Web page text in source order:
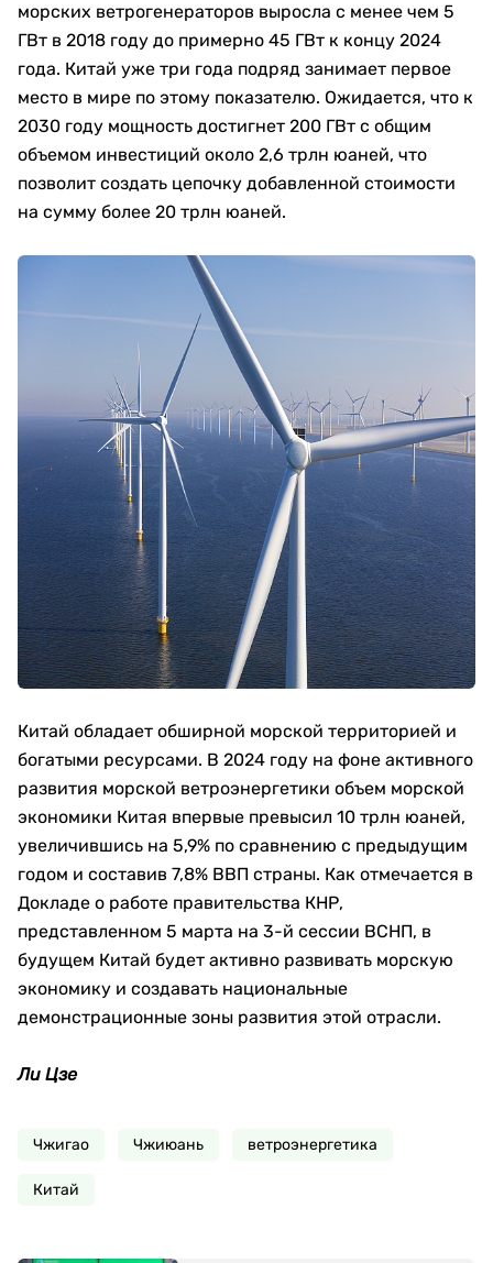
морских ветрогенераторов выросла с менее чем 5
ГВт в 2018 году до примерно 45 ГВт к концу 2024
года. Китай уже три года подряд занимает первое
место в мире по этому показателю. Ожидается, что к
2030 году мощность достигнет 200 ГВт с общим
объемом инвестиций около 2,6 трлн юаней, что
позволит создать цепочку добавленной стоимости
на сумму более 20 трлн юаней.
Китай обладает обширной морской территорией и
богатыми ресурсами. В 2024 году на фоне активного
развития морской ветроэнергетики объем морской
экономики Китая впервые превысил 10 трлн юаней,
увеличившись на 5,9% по сравнению с предыдущим
годом и составив 7,8% ВВП страны. Как отмечается в
Докладе о работе правительства КНР,
представленном 5 марта на 3-й сессии ВСНП, в
будущем Китай будет активно развивать морскую
экономику и создавать национальные
демонстрационные зоны развития этой отрасли.
Ли Цзе
Чжигао Чжиюань ветроэнергетика
Китай